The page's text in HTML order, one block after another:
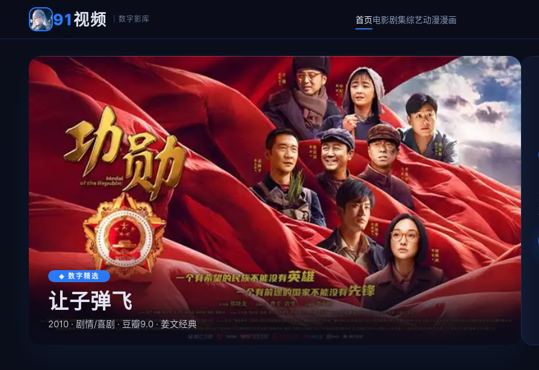
91视频 ｜数字影库 首页电影剧集综艺动漫漫画
◈ 数字精选
让子弹飞
2010 · 剧情/喜剧 · 豆瓣9.0 · 姜文经典